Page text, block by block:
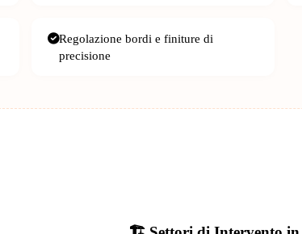
Regolazione bordi e finiture di
precisione